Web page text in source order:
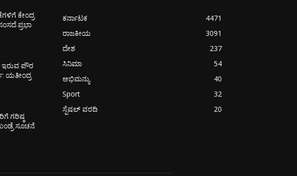
ಕೇಂದ್ರ
ಪ್ರಭಾ
ಇರುವ ಪೌರ
ಯತೀಂದ್ರ
ಗರಿಷ್ಠ
ಸೂಚನೆ
ಕರ್ನಾಟಕ
4471
ರಾಜಕೀಯ
3091
ದೇಶ
237
ಸಿನಿಮಾ
54
ಅಭಿಮನ್ಯು
40
Sport
32
ಸ್ಪೆಷಲ್ ವರದಿ
20